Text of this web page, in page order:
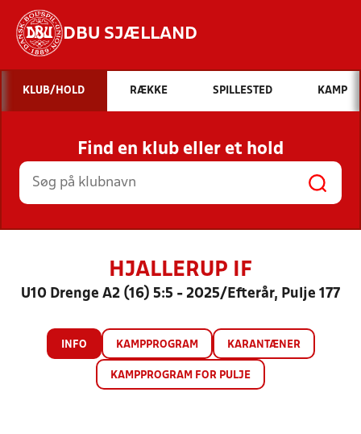
DBU SJÆLLAND
Hvad vil du søge efter?
INDHOLD OG NYHEDER
STILLINGER, RESULTATER, KLUBBER OG
HOLD
KLUB/HOLD RÆKKE SPILLESTED KAMP
Find en klub eller et hold
HJALLERUP IF
U10 Drenge A2 (16) 5:5 - 2025/Efterår, Pulje 177
INFO KAMPPROGRAM KARANTÆNER
KAMPPROGRAM FOR PULJE